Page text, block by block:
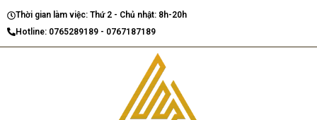
tới
nội
Thời gian làm việc: Thứ 2 - Chủ nhật: 8h-20h
Hotline: 0765289189 - 0767187189